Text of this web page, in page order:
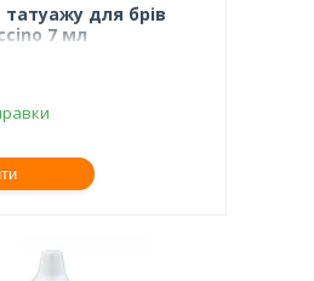
для брів
7 мл